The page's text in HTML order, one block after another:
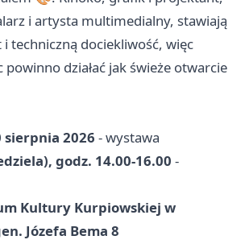
i artysta multimedialny, stawiają
techniczną dociekliwość, więc
powinno działać jak świeże otwarcie
sierpnia 2026 - wystawa
godz. 14.00-16.00 -
Kultury Kurpiowskiej w
Józefa Bema 8